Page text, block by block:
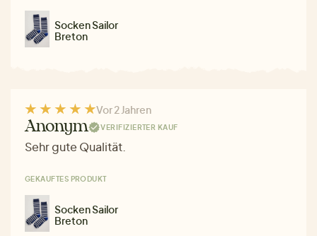
Socken Sailor
Breton
Vor 2 Jahren
Anonym VERIFIZIERTER KAUF
Sehr gute Qualität.
GEKAUFTES PRODUKT
Socken Sailor
Breton